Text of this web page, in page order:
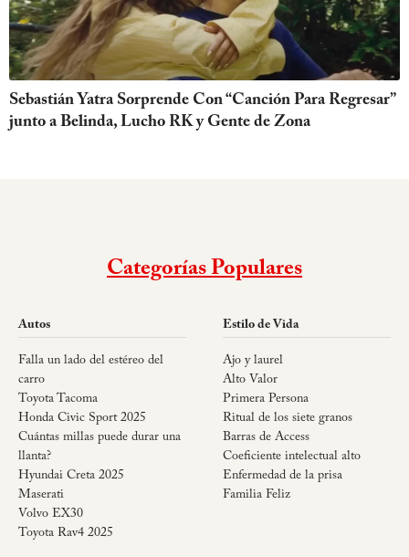
Sebastián Yatra Sorprende Con “Canción Para Regresar”
junto a Belinda, Lucho RK y Gente de Zona
Categorías Populares
Autos
Falla un lado del estéreo del
carro
Toyota Tacoma
Honda Civic Sport 2025
Cuántas millas puede durar una
llanta?
Hyundai Creta 2025
Maserati
Volvo EX30
Toyota Rav4 2025
Estilo de Vida
Ajo y laurel
Alto Valor
Primera Persona
Ritual de los siete granos
Barras de Access
Coeficiente intelectual alto
Enfermedad de la prisa
Familia Feliz